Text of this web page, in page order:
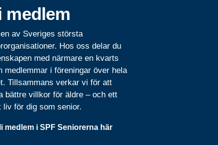
medlem
av Sveriges största
Hos oss delar du
med närmare en kvarts
medlemmar i föreningar över hela
Tillsammans verkar vi för att
bättre villkor för äldre – och ett
liv för dig som senior.
medlem i SPF Seniorerna här